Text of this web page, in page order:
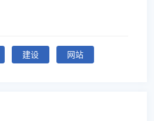
建设 网站